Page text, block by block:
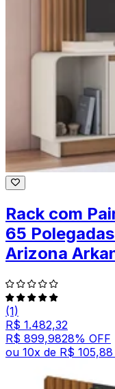
Rack com
65
Arizona
(1)
R$ 1.482,32
R$ 899,9828% OFF
ou 10x de R$ 105,88